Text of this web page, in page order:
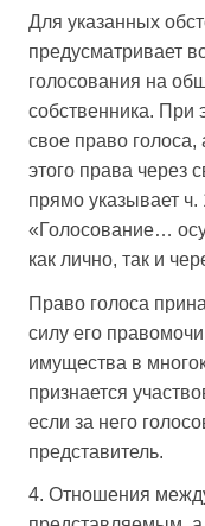
Для указанных
предусматривает
голосования на
собственника. При
свое право
этого права через
прямо указывает
«Голосование…
как лично, так и
Право голоса
силу его
имущества в
признается
если за него
представитель.
4. Отношения